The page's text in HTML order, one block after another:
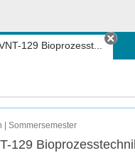
129 Bioprozesst...
| Sommersemester
129